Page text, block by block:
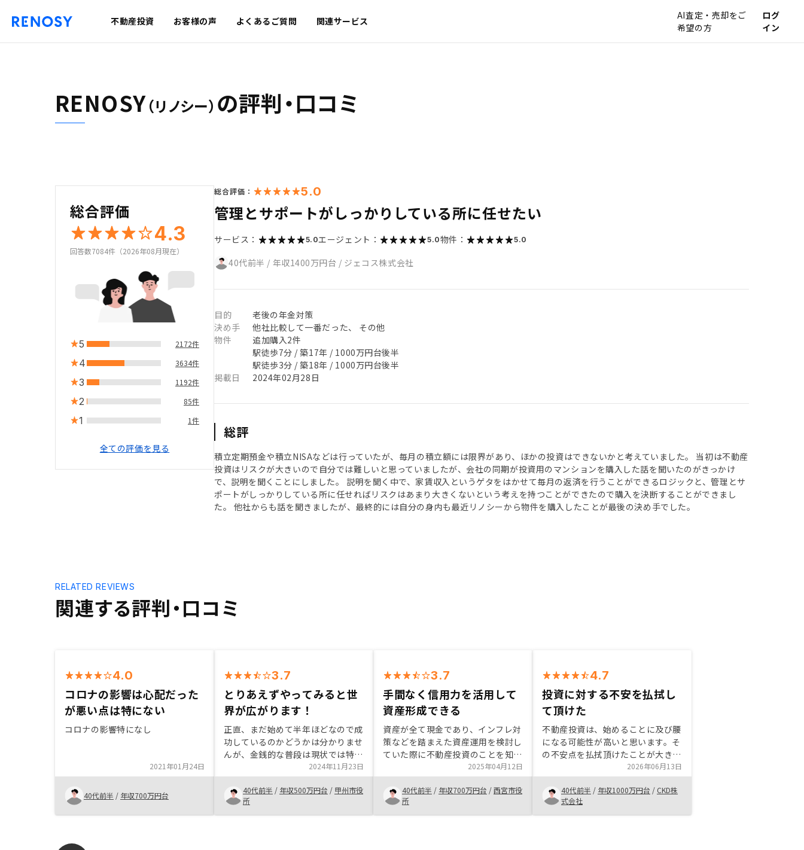
不動産投資 お客様の声 よくあるご質問 関連サービス
AI査定・売却をご
希望の方
ログ
イン
RENOSY（リノシー） の評判・口コミ
総合評価
4.3
回答数7084件（2026年08月現在）
5 2172件
4 3634件
3 1192件
2 85件
1 1件
全ての評価を見る
総合評価： 5.0
管理とサポートがしっかりしている所に任せたい
サービス： 5.0エージェント： 5.0物件： 5.0
40代前半 / 年収1400万円台 / ジェコス株式会社
目的
老後の年金対策
決め手
他社比較して一番だった、 その他
物件
追加購入2件
駅徒歩7分 / 築17年 / 1000万円台後半
駅徒歩3分 / 築18年 / 1000万円台後半
掲載日
2024年02月28日
総評
積立定期預金や積立NISAなどは行っていたが、毎月の積立額には限界があり、ほかの投資はできないかと考えていました。 当初は不動産
投資はリスクが大きいので自分では難しいと思っていましたが、会社の同期が投資用のマンションを購入した話を聞いたのがきっかけ
で、説明を聞くことにしました。 説明を聞く中で、家賃収入というゲタをはかせて毎月の返済を行うことができるロジックと、管理とサ
ポートがしっかりしている所に任せればリスクはあまり大きくないという考えを持つことができたので購入を決断することができまし
た。 他社からも話を聞きましたが、最終的には自分の身内も最近リノシーから物件を購入したことが最後の決め手でした。
関連する評判・口コミ
RELATED REVIEWS
4.0
コロナの影響は心配だった
が悪い点は特にない
コロナの影響特になし
2021年01月24日
40代前半 / 年収700万円台
3.7
とりあえずやってみると世
界が広がります！
正直、まだ始めて半年ほどなので成
功しているのかどうかは分かりませ
んが、金銭的な普段は現状では特に
感じていません。 また、色々と勉
強すると複数物件を社有していた方
が将来的に家賃収入が他の物件のロ
ーン返済へも回せるので1件目購入
から6ヶ月後に2件目を購入しまし
2024年11月23日
40代前半 / 年収500万円台 / 甲州市役
所
3.7
手間なく信用力を活用して
資産形成できる
資産が全て現金であり、インフレ対
策などを踏まえた資産運用を検討し
ていた際に不動産投資のことを知っ
た。インフレに強く、信用力を利用
して資産形成できることに魅力を感
じた。手元資金が減らず、管理の手
間もほとんどないため、これから
NISAなどの別の資産形成にも手を
2025年04月12日
40代前半 / 年収700万円台 /西宮市役
所
4.7
投資に対する不安を払拭し
て頂けた
不動産投資は、始めることに及び腰
になる可能性が高いと思います。そ
の不安点を払拭頂けたことが大きい
と思います。すでにリノシーで物件
購入した方の体験談をより身近に確
認できれば、投資により踏み切れる
のではと考えます。
2026年06月13日
40代前半 / 年収1000万円台 / CKD株
式会社